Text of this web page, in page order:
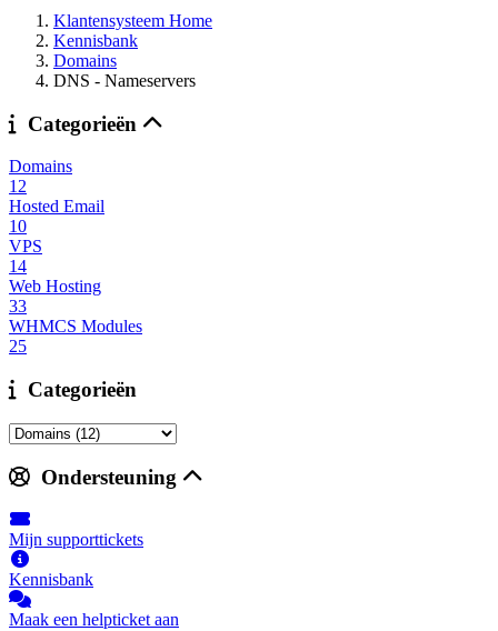
Klantensysteem Home
Kennisbank
Domains
DNS - Nameservers
Categorieën
Domains
12
Hosted Email
10
VPS
14
Web Hosting
33
WHMCS Modules
25
Categorieën
Ondersteuning
Mijn supporttickets
Kennisbank
Maak een helpticket aan